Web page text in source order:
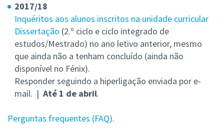
2017/18
Inquéritos aos alunos inscritos na unidade curricular
Dissertação (2.º ciclo e ciclo integrado de
estudos/Mestrado) no ano letivo anterior, mesmo
que ainda não a tenham concluído (ainda não
disponível no Fénix).
Responder seguindo a hiperligação enviada por e-
mail. | Até 1 de abril.
Perguntas frequentes (FAQ).